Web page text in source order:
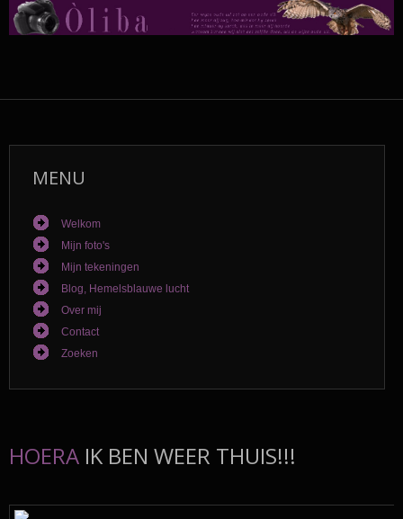
MENU
Welkom
Mijn foto's
Mijn tekeningen
Blog, Hemelsblauwe lucht
Over mij
Contact
Zoeken
HOERA IK BEN WEER THUIS!!!